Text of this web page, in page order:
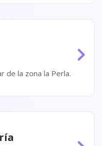
de la zona la Perla.